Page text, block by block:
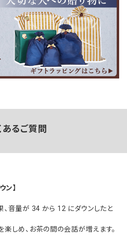
あるご質問
】
音量が 34 から 12 にダウンしたと
しめ、お茶の間の会話が増えます。